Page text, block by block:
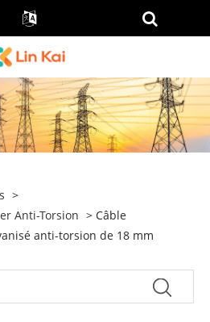
>
Anti-Torsion > Câble
anti-torsion de 18 mm